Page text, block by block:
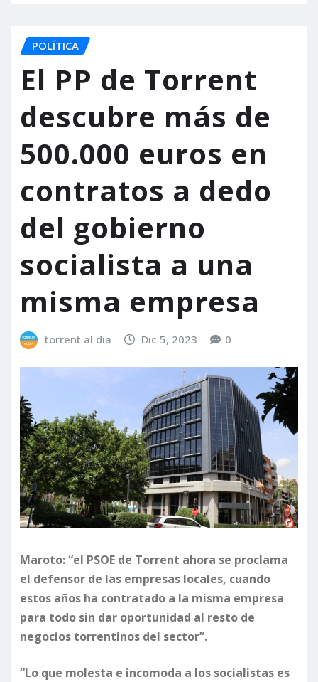
POLÍTICA
El PP de Torrent
descubre más de
500.000 euros en
contratos a dedo
del gobierno
socialista a una
misma empresa
torrent al dia Dic 5, 2023 0
Maroto: “el PSOE de Torrent ahora se proclama
el defensor de las empresas locales, cuando
estos años ha contratado a la misma empresa
para todo sin dar oportunidad al resto de
negocios torrentinos del sector”.
“Lo que molesta e incomoda a los socialistas es